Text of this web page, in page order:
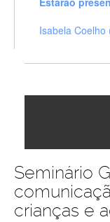
Isabela Coelho
Seminário
crianças e